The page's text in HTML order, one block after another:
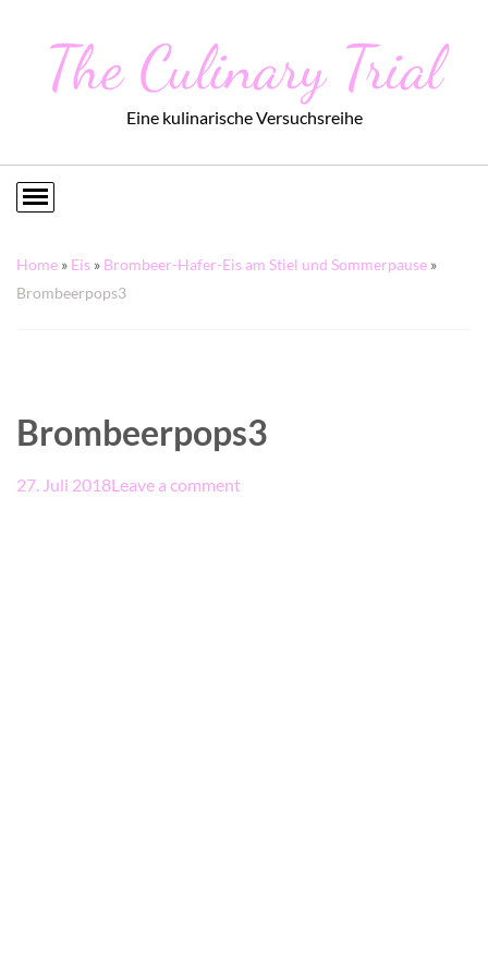
The Culinary Trial
Eine kulinarische Versuchsreihe
Home » Eis » Brombeer-Hafer-Eis am Stiel und Sommerpause »
Brombeerpops3
Brombeerpops3
27. Juli 2018Leave a comment